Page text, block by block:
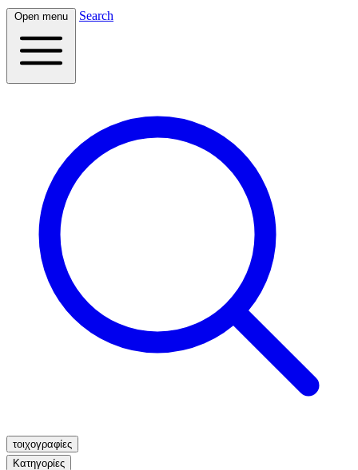
Open menu Search
τοιχογραφίες
Κατηγορίες